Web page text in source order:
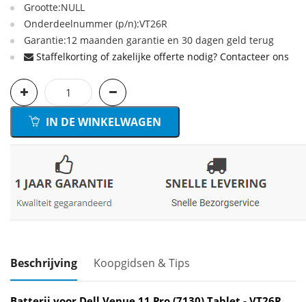
Grootte:NULL
Onderdeelnummer (p/n):VT26R
Garantie:12 maanden garantie en 30 dagen geld terug
Staffelkorting of zakelijke offerte nodig? Contacteer ons
IN DE WINKELWAGEN
Beschrijving Koopgidsen & Tips